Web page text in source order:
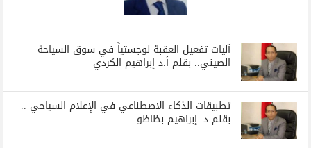
آليات تفعيل العقبة لوجستياً في سوق السياحة
الصيني.. بقلم أ.د إبراهيم الكردي
تطبيقات الذكاء الاصطناعي في الإعلام السياحي ..
بقلم د. إبراهيم بظاظو